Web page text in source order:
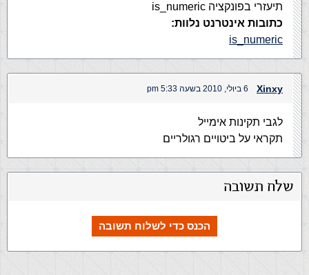
תיעזרי בפונקציה is_numeric
כתובות אינטרנט נלוות:
is_numeric
Xinxy 6 ביולי, 2010 בשעה 5:33 pm
לגבי תקינות אימייל
תקראי על ביטויים רגולריים
שלח תשובה
הכנס כדי לשלוח תשובה